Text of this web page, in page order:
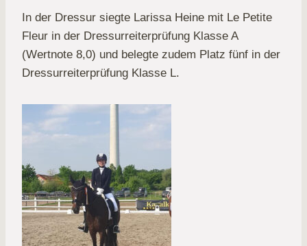
In der Dressur siegte Larissa Heine mit Le Petite
Fleur in der Dressurreiterprüfung Klasse A
(Wertnote 8,0) und belegte zudem Platz fünf in der
Dressurreiterprüfung Klasse L.